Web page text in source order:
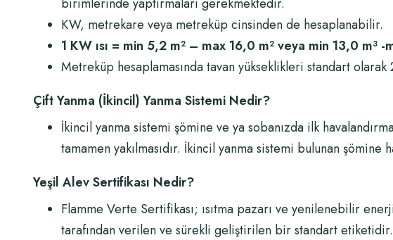
KW, metrekare veya metreküp cinsinden de hesaplanabilir.
1 KW ısı = min 5,2 m² – max 16,0 m² veya min 13,0 m³
Metreküp hesaplamasında tavan yükseklikleri standart olarak
Çift Yanma (İkincil) Yanma Sistemi Nedir?
İkincil yanma sistemi şömine ve ya sobanızda ilk
tamamen yakılmasıdır. İkincil yanma sistemi bulunan
Yeşil Alev Sertifikası Nedir?
Flamme Verte Sertifikası; ısıtma pazarı ve yenilenebilir
tarafından verilen ve sürekli geliştirilen bir standart